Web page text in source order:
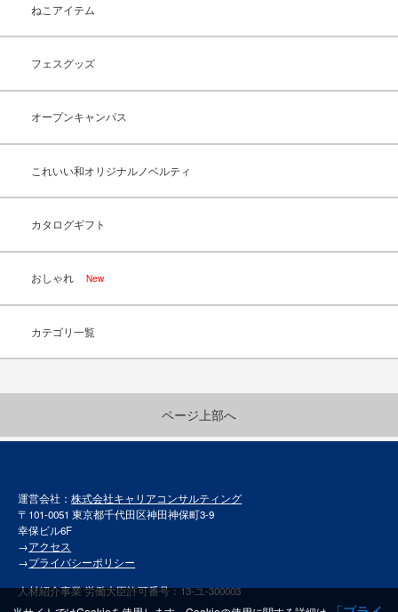
ねこアイテム
フェスグッズ
オープンキャンパス
これいい和オリジナルノベルティ
カタログギフト
おしゃれ New
カテゴリ一覧
ページ上部へ
運営会社：株式会社キャリアコンサルティング
〒101-0051 東京都千代田区神田神保町3-9
幸保ビル6F
→アクセス
→プライバシーポリシー
人材紹介事業 労働大臣許可番号：13-ユ-300003